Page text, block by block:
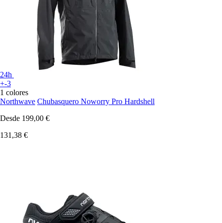
24h
+-3
1 colores
Northwave Chubasquero Noworry Pro Hardshell
Desde 199,00 €
131,38 €